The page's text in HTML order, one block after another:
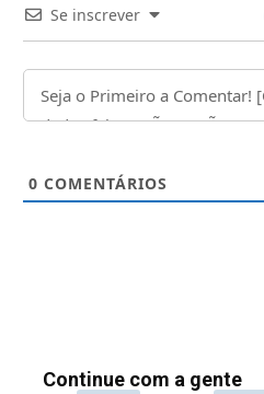
Se inscrever
0 COMENTÁRIOS
Continue com a gente